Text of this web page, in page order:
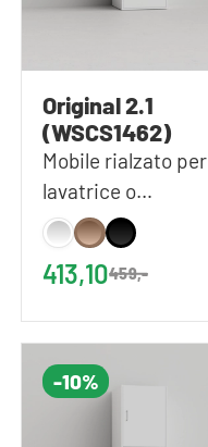
Original 2.1
(WSCS1462)
Mobile rialzato per
lavatrice o
asciugatrice in
colore bianco |
67x146 (LxA)
413,10459,-
-10%